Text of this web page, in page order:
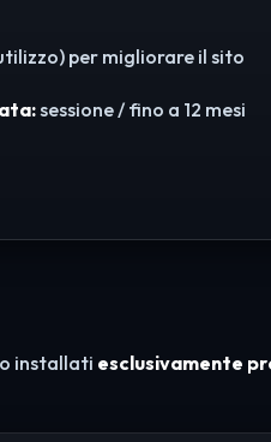
per migliorare il sito
sessione / fino a 12 mesi
installati esclusivamente